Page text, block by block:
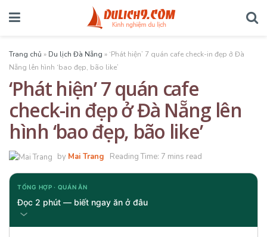
Trang chủ » Du lịch Đà Nẵng » ‘Phát hiện’ 7 quán cafe check-in đẹp ở Đà
Nẵng lên hình ‘bao đẹp, bão like’
‘Phát hiện’ 7 quán cafe
check-in đẹp ở Đà Nẵng lên
hình ‘bao đẹp, bão like’
by Mai Trang Reading Time: 7 mins read
TỔNG HỢP · QUÁN ĂN
Đọc 2 phút — biết ngay ăn ở đâu